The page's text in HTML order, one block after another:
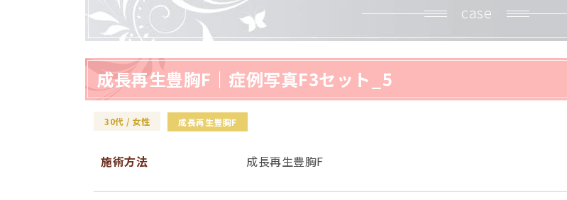
case
成長再生豊胸F｜症例写真F3セット_5
30代 女性 成⻑再⽣豊胸F
施術⽅法 成長再生豊胸F